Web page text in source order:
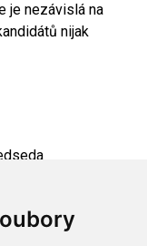
je nezávislá na
nijak